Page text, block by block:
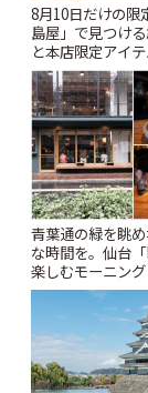
8月10日だけの
島屋」で見つけ
と本店限定アイ
ぷ
青葉通の緑を眺
な時間を。仙台
楽しむモーニン
とりっぷ